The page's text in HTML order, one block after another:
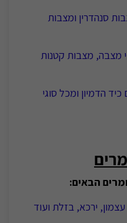
סנהדרין ומצבות
מצבה, מצבות קטנות
כיד הדמיון ומכל סוגי
הבאים:
ירכא, בזלת ועוד